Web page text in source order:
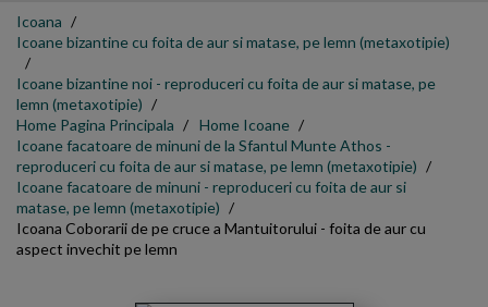
Icoana
Icoane bizantine cu foita de aur si matase, pe lemn (metaxotipie)
Icoane bizantine noi - reproduceri cu foita de aur si matase, pe
lemn (metaxotipie)
Home Pagina Principala
Home Icoane
Icoane facatoare de minuni de la Sfantul Munte Athos -
reproduceri cu foita de aur si matase, pe lemn (metaxotipie)
Icoane facatoare de minuni - reproduceri cu foita de aur si
matase, pe lemn (metaxotipie)
Icoana Coborarii de pe cruce a Mantuitorului - foita de aur cu
aspect invechit pe lemn